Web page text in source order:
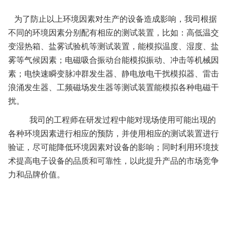
为了防止以上环境因素对生产的设备造成影响，我司根据
不同的环境因素分别配有相应的测试装置，比如：高低温交
变湿热箱、盐雾试验机等测试装置，能模拟温度、湿度、盐
雾等气候因素；电磁吸合振动台能模拟振动、冲击等机械因
素；电快速瞬变脉冲群发生器、静电放电干扰模拟器、雷击
浪涌发生器、工频磁场发生器等测试装置能模拟各种电磁干
扰。
我司的工程师在研发过程中能对现场使用可能出现的
各种环境因素进行相应的预防，并使用相应的测试装置进行
验证，尽可能降低环境因素对设备的影响；同时利用环境技
术提高电子设备的品质和可靠性，以此提升产品的市场竞争
力和品牌价值。